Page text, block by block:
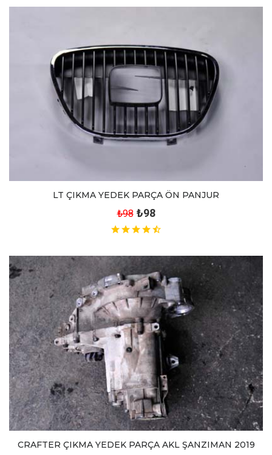
LT ÇIKMA YEDEK PARÇA ÖN PANJUR
₺98 ₺98
CRAFTER ÇIKMA YEDEK PARÇA AKL ŞANZIMAN 2019